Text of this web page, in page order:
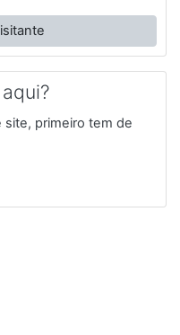
site, primeiro tem de